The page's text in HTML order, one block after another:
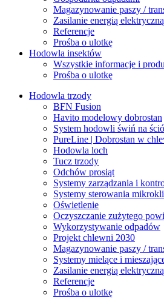
Magazynowanie paszy /
Zasilanie energią elektryczną
Referencje
Prośba o ulotkę
Hodowla insektów
Wszystkie informacje i
Prośba o ulotkę
Hodowla trzody
BFN Fusion
Havito modelowy dobrostan
System hodowli świń na
PureLine | Dobrostan w
Hodowla loch
Tucz trzody
Odchów prosiąt
Systemy zarządzania i
Systemy sterowania
Oświetlenie
Oczyszczanie zużytego
Wykorzystywanie odpadów
Projekt chlewni 2030
Magazynowanie paszy /
Systemy mielące i
Zasilanie energią elektryczną
Referencje
Prośba o ulotkę